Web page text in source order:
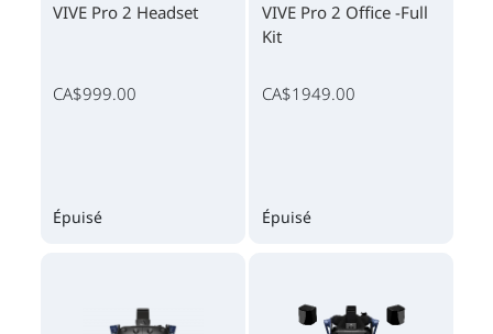
VIVE Pro 2 Headset
CA$999.00
Épuisé
VIVE Pro 2 Office -Full
Kit
CA$1949.00
Épuisé